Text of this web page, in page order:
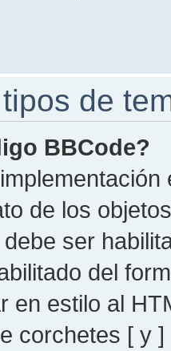
de
BBCode?
de los
ser
del
en estilo al
corchetes [ y